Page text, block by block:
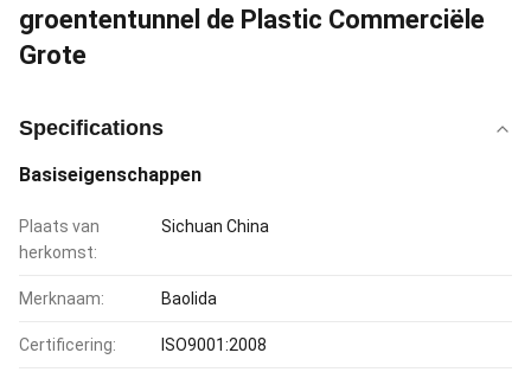
groententunnel de Plastic Commerciële
Grote
Specifications
Basiseigenschappen
Plaats van
herkomst:
Sichuan China
Merknaam: Baolida
Certificering: ISO9001:2008